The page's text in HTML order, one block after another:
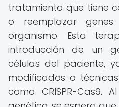
tratamiento que tiene
o reemplazar
organismo. Esta
introducción de un
células del paciente,
modificados o
como CRISPR-Cas9.